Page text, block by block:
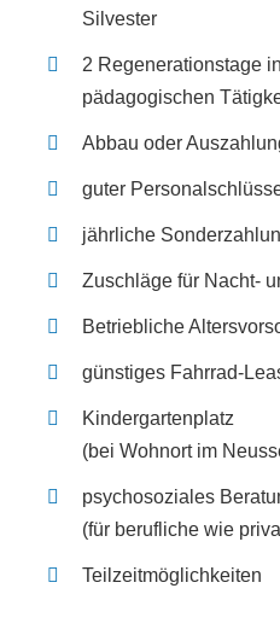
Sil­ves­ter
2 Rege­ne­ra­ti­ons­ta­ge
päd­ago­gi­schen
Abbau oder
guter
jähr­li­che
Zuschlä­ge für Nacht-
Betrieb­li­che
güns­ti­ges Fahr­rad-
Kin­der­gar­ten­platz
(bei Wohn­ort im
psy­cho­so­zia­les
(für beruf­li­che wie
Teil­zeit­mög­lich­kei­ten